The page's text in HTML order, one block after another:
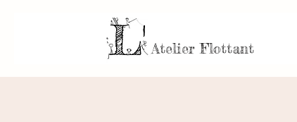
Atelier Flottant